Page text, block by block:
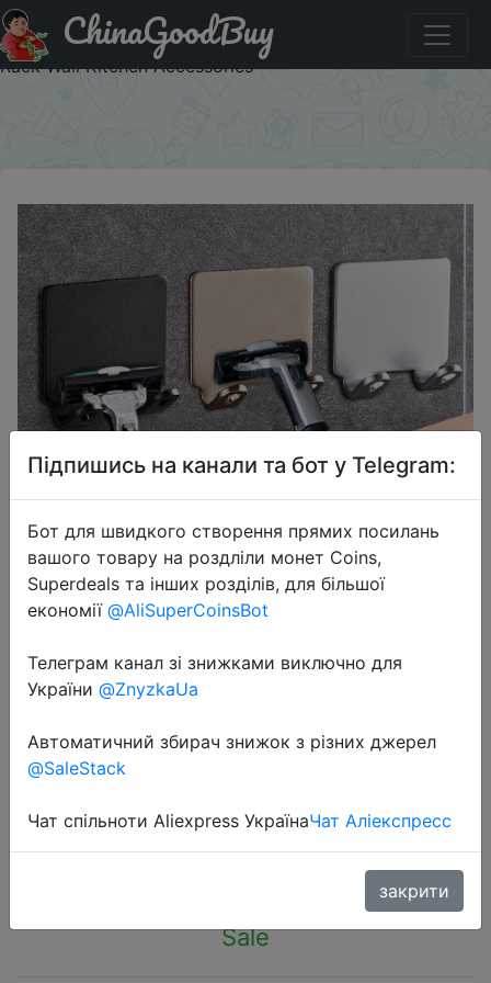
Придбати 1PCS Punch Free Shaving Razor Holder Men
Shaving Shaver Storage Hook Wall Shelf Bathroom Razor
Rack Wall Kitchen Accessories
ChinaGoodBuy
1PCS Punch Free Shaving Razor
Holder Men Shaving Shaver Storage
Hook Wall Shelf Bathroom Razor
Rack Wall Kitchen Accessories
$0.93
Sale
Підпишись на канали та бот у Telegram:
Бот для швидкого створення прямих посилань
вашого товару на роздліли монет Coins,
Superdeals та інших розділів, для більшої
економії @AliSuperCoinsBot
Телеграм канал зі знижками виключно для
України @ZnyzkaUa
Автоматичний збирач знижок з різних джерел
@SaleStack
Чат спільноти Aliexpress УкраїнаЧат Аліекспресс
закрити